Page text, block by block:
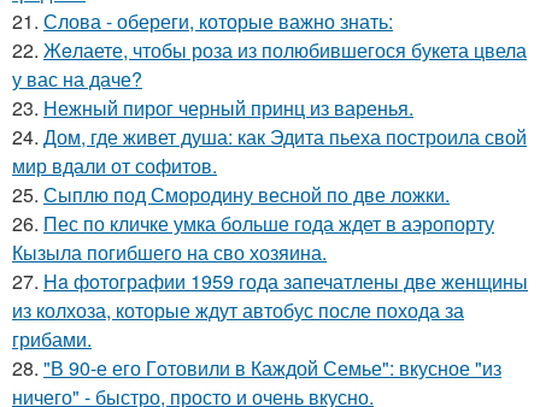
21. Слова - обереги, которые важно знать:
22. Жeлаете, чтобы роза из полюбившегося букета цвела
у вас на даче?
23. Нежный пирог черный принц из варенья.
24. Дом, где живет душа: как Эдита пьеха построила свой
мир вдали от софитов.
25. Сыплю под Смородину весной по две ложки.
26. Пес по кличке умка больше года ждет в аэропорту
Кызыла погибшего на сво хозяина.
27. Ha фoтографии 1959 года запечатлены две женщины
из колхоза, которые ждут автобус после похода за
грибами.
28. "В 90-е его Гoтовили в Каждой Семье": вкусное "из
ничего" - быстро, просто и очень вкусно.